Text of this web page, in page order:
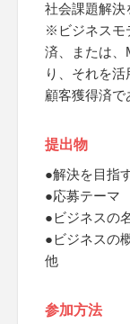
社会課題解決
※ビジネスモ
済、または、
り、それを
顧客獲得済で
提出物
●解決を目指
●応募テーマ
●ビジネスの
●ビジネスの
他
参加方法